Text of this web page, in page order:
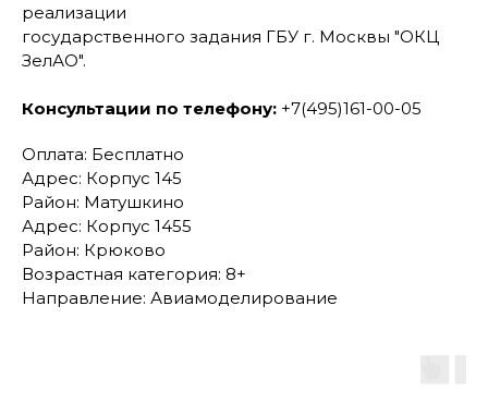
реализации
государственного задания ГБУ г. Москвы "ОКЦ
ЗелАО".
Консультации по телефону: +7(495)161-00-05
Оплата: Бесплатно
Адрес: Корпус 145
Район: Матушкино
Адрес: Корпус 1455
Район: Крюково
Возрастная категория: 8+
Направление: Авиамоделирование